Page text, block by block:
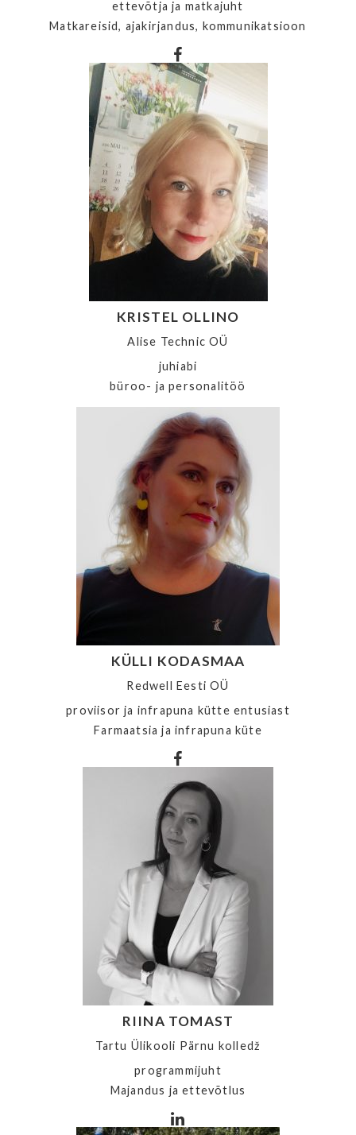
ettevõtja ja matkajuht
Matkareisid, ajakirjandus, kommunikatsioon
KRISTEL OLLINO
Alise Technic OÜ
juhiabi
büroo- ja personalitöö
KÜLLI KODASMAA
Redwell Eesti OÜ
proviisor ja infrapuna kütte entusiast
Farmaatsia ja infrapuna küte
RIINA TOMAST
Tartu Ülikooli Pärnu kolledž
programmijuht
Majandus ja ettevõtlus